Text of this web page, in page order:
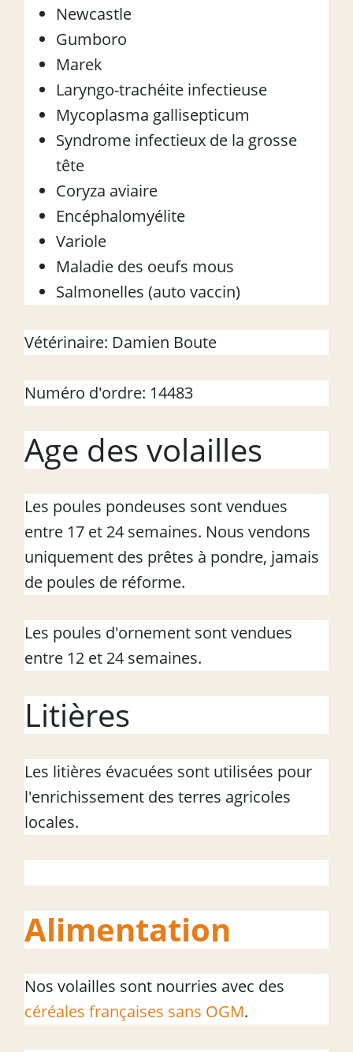
Newcastle
Gumboro
Marek
Laryngo-trachéite infectieuse
Mycoplasma gallisepticum
Syndrome infectieux de la grosse
tête
Coryza aviaire
Encéphalomyélite
Variole
Maladie des oeufs mous
Salmonelles (auto vaccin)
Vétérinaire: Damien Boute
Numéro d'ordre: 14483
Age des volailles
Les poules pondeuses sont vendues
entre 17 et 24 semaines. Nous vendons
uniquement des prêtes à pondre, jamais
de poules de réforme.
Les poules d'ornement sont vendues
entre 12 et 24 semaines.
Litières
Les litières évacuées sont utilisées pour
l'enrichissement des terres agricoles
locales.
Alimentation
Nos volailles sont nourries avec des
céréales françaises sans OGM.